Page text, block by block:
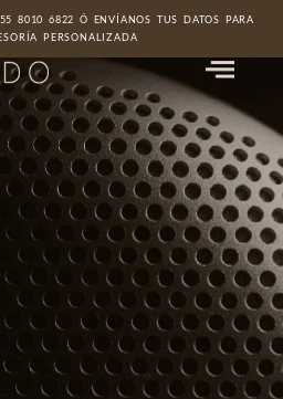
8010 6822 Ó ENVÍANOS TUS DATOS PARA
PERSONALIZADA